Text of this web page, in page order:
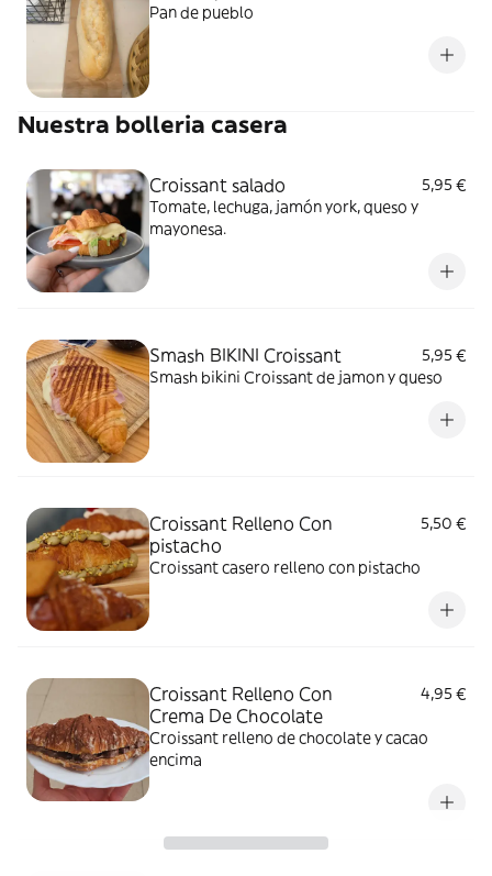
Pan de pueblo
Nuestra bolleria casera
Croissant salado
5,95 €
Tomate, lechuga, jamón york, queso y
mayonesa.
Smash BIKINI Croissant
5,95 €
Smash bikini Croissant de jamon y queso
Croissant Relleno Con
pistacho
5,50 €
Croissant casero relleno con pistacho
Croissant Relleno Con
Crema De Chocolate
4,95 €
Croissant relleno de chocolate y cacao
encima